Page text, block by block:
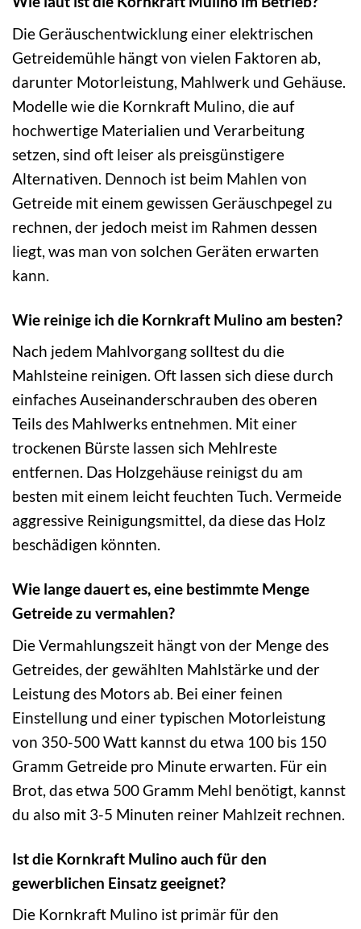
Die Geräuschentwicklung einer elektrischen
Getreidemühle hängt von vielen Faktoren ab,
darunter Motorleistung, Mahlwerk und Gehäuse.
Modelle wie die Kornkraft Mulino, die auf
hochwertige Materialien und Verarbeitung
setzen, sind oft leiser als preisgünstigere
Alternativen. Dennoch ist beim Mahlen von
Getreide mit einem gewissen Geräuschpegel zu
rechnen, der jedoch meist im Rahmen dessen
liegt, was man von solchen Geräten erwarten
kann.
Wie reinige ich die Kornkraft Mulino am besten?
Nach jedem Mahlvorgang solltest du die
Mahlsteine reinigen. Oft lassen sich diese durch
einfaches Auseinanderschrauben des oberen
Teils des Mahlwerks entnehmen. Mit einer
trockenen Bürste lassen sich Mehlreste
entfernen. Das Holzgehäuse reinigst du am
besten mit einem leicht feuchten Tuch. Vermeide
aggressive Reinigungsmittel, da diese das Holz
beschädigen könnten.
Wie lange dauert es, eine bestimmte Menge
Getreide zu vermahlen?
Die Vermahlungszeit hängt von der Menge des
Getreides, der gewählten Mahlstärke und der
Leistung des Motors ab. Bei einer feinen
Einstellung und einer typischen Motorleistung
von 350-500 Watt kannst du etwa 100 bis 150
Gramm Getreide pro Minute erwarten. Für ein
Brot, das etwa 500 Gramm Mehl benötigt, kannst
du also mit 3-5 Minuten reiner Mahlzeit rechnen.
Ist die Kornkraft Mulino auch für den
gewerblichen Einsatz geeignet?
Die Kornkraft Mulino ist primär für den